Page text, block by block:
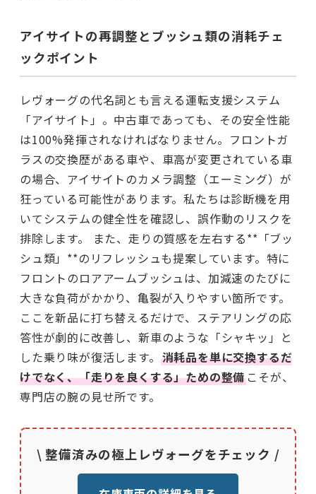
アイサイトの再調整とブッシュ類の消耗チェ
ックポイント
レヴォーグの代名詞とも言える運転支援システム
「アイサイト」。中古車であっても、その安全性能
は100%発揮されなければなりません。フロントガ
ラスの交換歴がある車や、車高が変更されている車
の場合、アイサイトのカメラ調整（エーミング）が
狂っている可能性があります。私たちは診断機を用
いてシステムの健全性を確認し、誤作動のリスクを
排除します。 また、走りの質感を左右する**「ブッ
シュ類」**のリフレッシュも提案しています。特に
フロントのロアアームブッシュは、加減速のたびに
大きな負荷がかかり、亀裂が入りやすい箇所です。
ここを新品に打ち替えるだけで、ステアリングの応
答性が劇的に改善し、新車のような「シャキッ」と
した乗り味が復活します。 消耗品を単に交換するだ
けでなく、「走りを良くする」ための整備こそが、
専門店の腕の見せ所です。
\ 整備済みの極上レヴォーグをチェック /